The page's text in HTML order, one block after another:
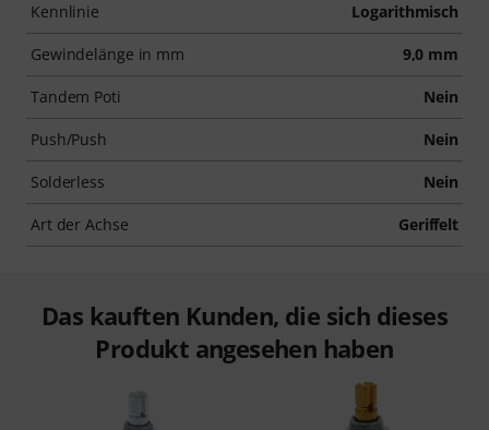
Kennlinie Logarithmisch
Gewindelänge in mm 9,0 mm
Tandem Poti Nein
Push/Push Nein
Solderless Nein
Art der Achse Geriffelt
Das kauften Kunden, die sich dieses
Produkt angesehen haben